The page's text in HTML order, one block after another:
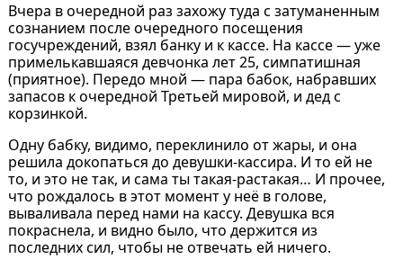
Вчера в очередной раз захожу туда с затуманенным
сознанием после очередного посещения
госучреждений, взял банку и к кассе. На кассе — уже
примелькавшаяся девчонка лет 25, симпатишная
(приятное). Передо мной — пара бабок, набравших
запасов к очередной Третьей мировой, и дед с
корзинкой.
Одну бабку, видимо, переклинило от жары, и она
решила докопаться до девушки‑кассира. И то ей не
то, и это не так, и сама ты такая‑растакая… И прочее,
что рождалось в этот момент у неё в голове,
вываливала перед нами на кассу. Девушка вся
покраснела, и видно было, что держится из
последних сил, чтобы не отвечать ей ничего.